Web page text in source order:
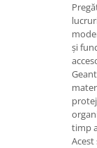
și
timp